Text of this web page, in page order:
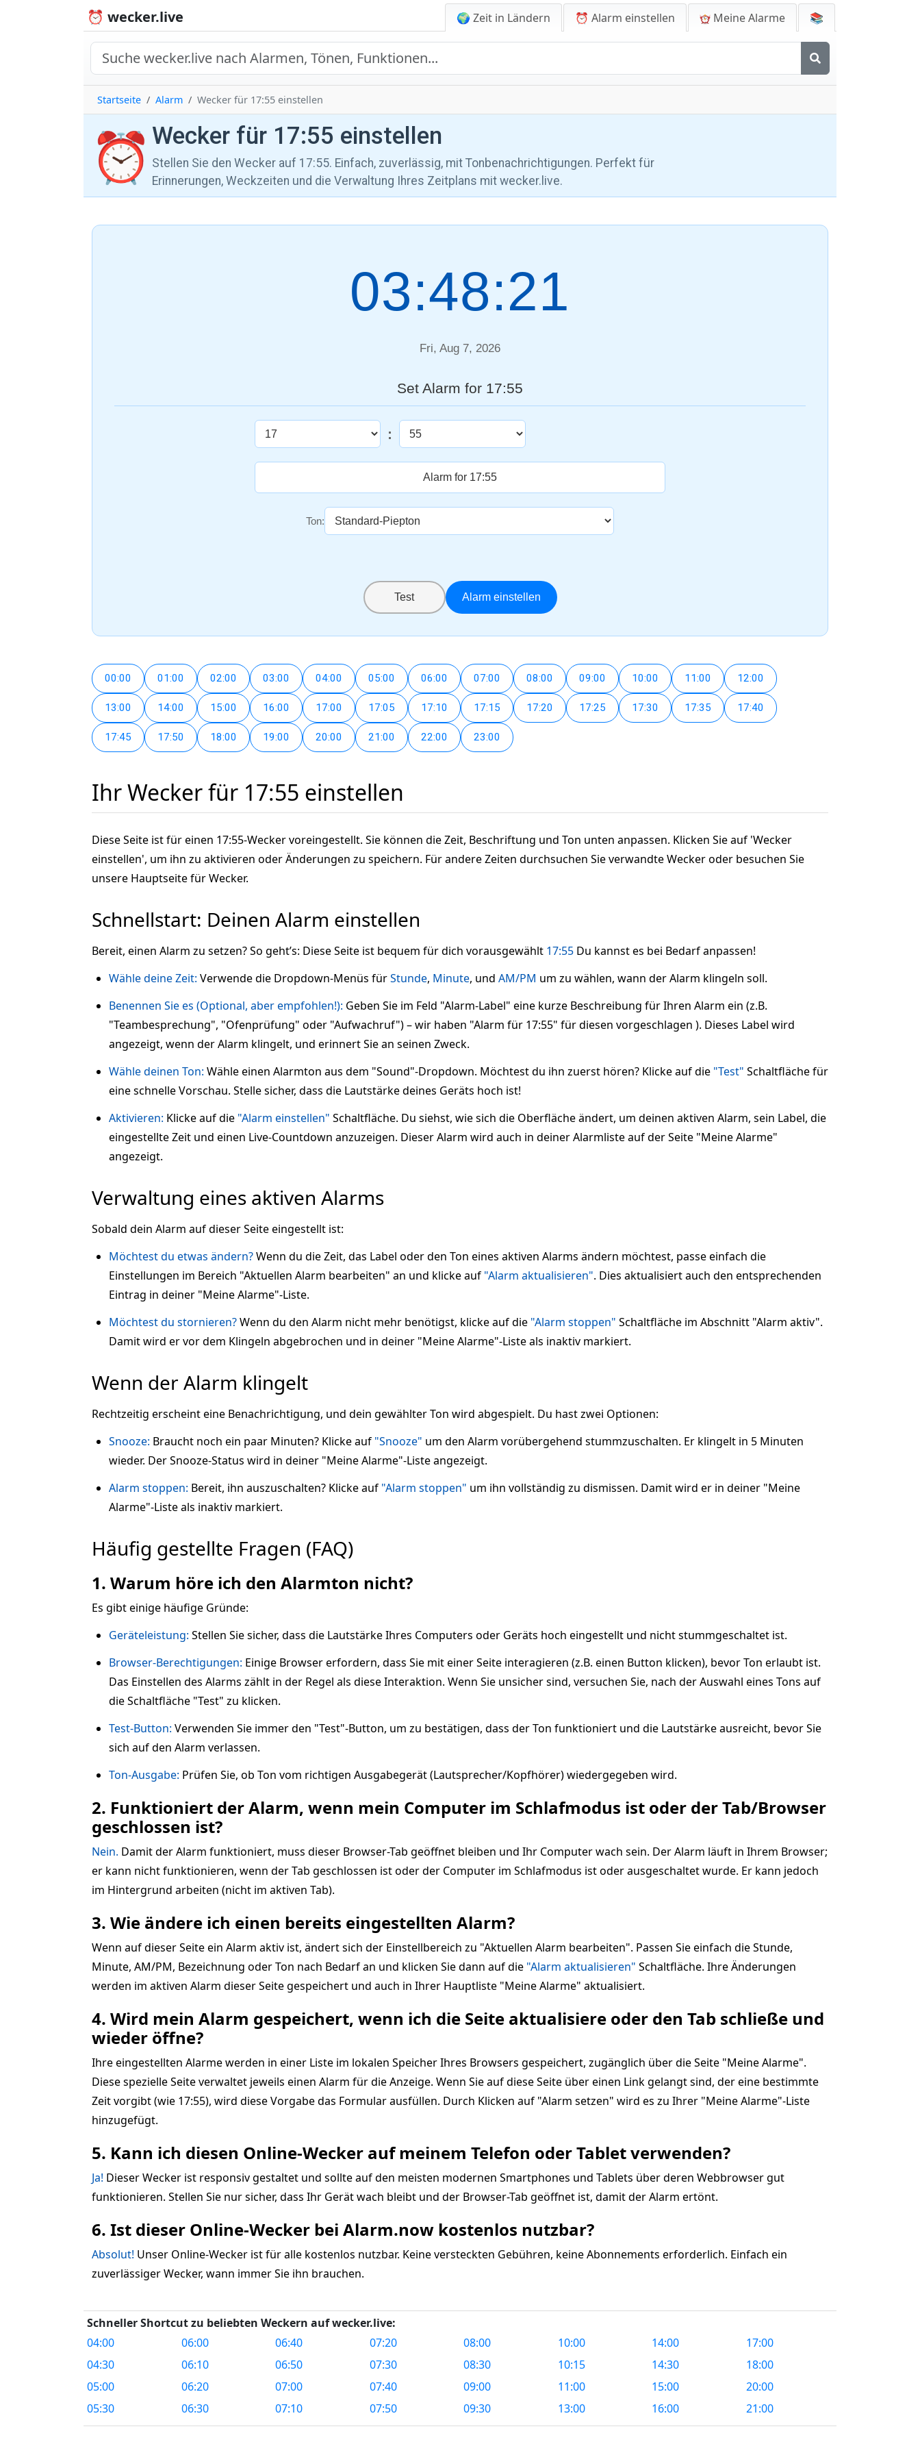
⏰ wecker.live 🌍 Zeit in Ländern ⏰ Alarm einstellen Meine Alarme 📚
Startseite Alarm Wecker für 17:55 einstellen
⏰ Wecker für 17:55 einstellen
Stellen Sie den Wecker auf 17:55. Einfach, zuverlässig, mit Tonbenachrichtigungen. Perfekt für
Erinnerungen, Weckzeiten und die Verwaltung Ihres Zeitplans mit wecker.live.
03:48:22
Fri, Aug 7, 2026
Set Alarm for 17:55
:
Ton:
Test Alarm einstellen
00:00 01:00 02:00 03:00 04:00 05:00 06:00 07:00 08:00 09:00 10:00 11:00 12:00
13:00 14:00 15:00 16:00 17:00 17:05 17:10 17:15 17:20 17:25 17:30 17:35 17:40
17:45 17:50 18:00 19:00 20:00 21:00 22:00 23:00
Ihr Wecker für 17:55 einstellen
Diese Seite ist für einen 17:55-Wecker voreingestellt. Sie können die Zeit, Beschriftung und Ton unten anpassen. Klicken Sie auf 'Wecker
einstellen', um ihn zu aktivieren oder Änderungen zu speichern. Für andere Zeiten durchsuchen Sie verwandte Wecker oder besuchen Sie
unsere Hauptseite für Wecker.
Schnellstart: Deinen Alarm einstellen
Bereit, einen Alarm zu setzen? So geht’s: Diese Seite ist bequem für dich vorausgewählt 17:55 Du kannst es bei Bedarf anpassen!
Wähle deine Zeit: Verwende die Dropdown-Menüs fürStunde, Minute, und AM/PM um zu wählen, wann der Alarm klingeln soll.
Benennen Sie es (Optional, aber empfohlen!): Geben Sie im Feld "Alarm-Label" eine kurze Beschreibung für Ihren Alarm ein (z.B.
"Teambesprechung", "Ofenprüfung" oder "Aufwachruf") – wir haben "Alarm für 17:55" für diesen vorgeschlagen ). Dieses Label wird
angezeigt, wenn der Alarm klingelt, und erinnert Sie an seinen Zweck.
Wähle deinen Ton: Wähle einen Alarmton aus dem "Sound"-Dropdown. Möchtest du ihn zuerst hören? Klicke auf die "Test" Schaltfläche für
eine schnelle Vorschau. Stelle sicher, dass die Lautstärke deines Geräts hoch ist!
Aktivieren: Klicke auf die "Alarm einstellen" Schaltfläche. Du siehst, wie sich die Oberfläche ändert, um deinen aktiven Alarm, sein Label, die
eingestellte Zeit und einen Live-Countdown anzuzeigen. Dieser Alarm wird auch in deiner Alarmliste auf der Seite "Meine Alarme"
angezeigt.
Verwaltung eines aktiven Alarms
Sobald dein Alarm auf dieser Seite eingestellt ist:
Möchtest du etwas ändern?Wenn du die Zeit, das Label oder den Ton eines aktiven Alarms ändern möchtest, passe einfach die
Einstellungen im Bereich "Aktuellen Alarm bearbeiten" an und klicke auf "Alarm aktualisieren". Dies aktualisiert auch den entsprechenden
Eintrag in deiner "Meine Alarme"-Liste.
Möchtest du stornieren?Wenn du den Alarm nicht mehr benötigst, klicke auf die "Alarm stoppen" Schaltfläche im Abschnitt "Alarm aktiv".
Damit wird er vor dem Klingeln abgebrochen und in deiner "Meine Alarme"-Liste als inaktiv markiert.
Wenn der Alarm klingelt
Rechtzeitig erscheint eine Benachrichtigung, und dein gewählter Ton wird abgespielt. Du hast zwei Optionen:
Snooze: Braucht noch ein paar Minuten? Klicke auf "Snooze" um den Alarm vorübergehend stummzuschalten. Er klingelt in 5 Minuten
wieder. Der Snooze-Status wird in deiner "Meine Alarme"-Liste angezeigt.
Alarm stoppen: Bereit, ihn auszuschalten? Klicke auf "Alarm stoppen" um ihn vollständig zu dismissen. Damit wird er in deiner "Meine
Alarme"-Liste als inaktiv markiert.
Häufig gestellte Fragen (FAQ)
1. Warum höre ich den Alarmton nicht?
Es gibt einige häufige Gründe:
Geräteleistung: Stellen Sie sicher, dass die Lautstärke Ihres Computers oder Geräts hoch eingestellt und nicht stummgeschaltet ist.
Browser-Berechtigungen: Einige Browser erfordern, dass Sie mit einer Seite interagieren (z.B. einen Button klicken), bevor Ton erlaubt ist.
Das Einstellen des Alarms zählt in der Regel als diese Interaktion. Wenn Sie unsicher sind, versuchen Sie, nach der Auswahl eines Tons auf
die Schaltfläche "Test" zu klicken.
Test-Button: Verwenden Sie immer den "Test"-Button, um zu bestätigen, dass der Ton funktioniert und die Lautstärke ausreicht, bevor Sie
sich auf den Alarm verlassen.
Ton-Ausgabe: Prüfen Sie, ob Ton vom richtigen Ausgabegerät (Lautsprecher/Kopfhörer) wiedergegeben wird.
2. Funktioniert der Alarm, wenn mein Computer im Schlafmodus ist oder der Tab/Browser
geschlossen ist?
Nein. Damit der Alarm funktioniert, muss dieser Browser-Tab geöffnet bleiben und Ihr Computer wach sein. Der Alarm läuft in Ihrem Browser;
er kann nicht funktionieren, wenn der Tab geschlossen ist oder der Computer im Schlafmodus ist oder ausgeschaltet wurde. Er kann jedoch
im Hintergrund arbeiten (nicht im aktiven Tab).
3. Wie ändere ich einen bereits eingestellten Alarm?
Wenn auf dieser Seite ein Alarm aktiv ist, ändert sich der Einstellbereich zu "Aktuellen Alarm bearbeiten". Passen Sie einfach die Stunde,
Minute, AM/PM, Bezeichnung oder Ton nach Bedarf an und klicken Sie dann auf die "Alarm aktualisieren" Schaltfläche. Ihre Änderungen
werden im aktiven Alarm dieser Seite gespeichert und auch in Ihrer Hauptliste "Meine Alarme" aktualisiert.
4. Wird mein Alarm gespeichert, wenn ich die Seite aktualisiere oder den Tab schließe und
wieder öffne?
Ihre eingestellten Alarme werden in einer Liste im lokalen Speicher Ihres Browsers gespeichert, zugänglich über die Seite "Meine Alarme".
Diese spezielle Seite verwaltet jeweils einen Alarm für die Anzeige. Wenn Sie auf diese Seite über einen Link gelangt sind, der eine bestimmte
Zeit vorgibt (wie 17:55), wird diese Vorgabe das Formular ausfüllen. Durch Klicken auf "Alarm setzen" wird es zu Ihrer "Meine Alarme"-Liste
hinzugefügt.
5. Kann ich diesen Online-Wecker auf meinem Telefon oder Tablet verwenden?
Ja! Dieser Wecker ist responsiv gestaltet und sollte auf den meisten modernen Smartphones und Tablets über deren Webbrowser gut
funktionieren. Stellen Sie nur sicher, dass Ihr Gerät wach bleibt und der Browser-Tab geöffnet ist, damit der Alarm ertönt.
6. Ist dieser Online-Wecker bei Alarm.now kostenlos nutzbar?
Absolut! Unser Online-Wecker ist für alle kostenlos nutzbar. Keine versteckten Gebühren, keine Abonnements erforderlich. Einfach ein
zuverlässiger Wecker, wann immer Sie ihn brauchen.
Schneller Shortcut zu beliebten Weckern auf wecker.live:
04:00
04:30
05:00
05:30
06:00
06:10
06:20
06:30
06:40
06:50
07:00
07:10
07:20
07:30
07:40
07:50
08:00
08:30
09:00
09:30
10:00
10:15
11:00
13:00
14:00
14:30
15:00
16:00
17:00
18:00
20:00
21:00